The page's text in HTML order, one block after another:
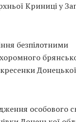
Криниці у
безпілотними
особового